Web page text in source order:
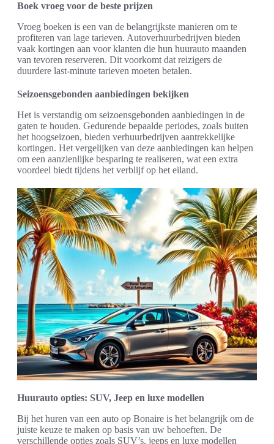
Boek vroeg voor de beste prijzen
Vroeg boeken is een van de belangrijkste manieren om te
profiteren van lage tarieven. Autoverhuurbedrijven bieden
vaak kortingen aan voor klanten die hun huurauto maanden
van tevoren reserveren. Dit voorkomt dat reizigers de
duurdere last-minute tarieven moeten betalen.
Seizoensgebonden aanbiedingen bekijken
Het is verstandig om seizoensgebonden aanbiedingen in de
gaten te houden. Gedurende bepaalde periodes, zoals buiten
het hoogseizoen, bieden verhuurbedrijven aantrekkelijke
kortingen. Het vergelijken van deze aanbiedingen kan helpen
om een aanzienlijke besparing te realiseren, wat een extra
voordeel biedt tijdens het verblijf op het eiland.
Huurauto opties: SUV, Jeep en luxe modellen
Bij het huren van een auto op Bonaire is het belangrijk om de
juiste keuze te maken op basis van uw behoeften. De
verschillende opties zoals SUV’s, jeeps en luxe modellen